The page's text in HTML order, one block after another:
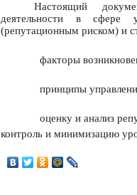
Настоящий
деятельности в сфере
(репутационным риском) и
факторы
принципы
оценку и анализ
контроль и минимизацию